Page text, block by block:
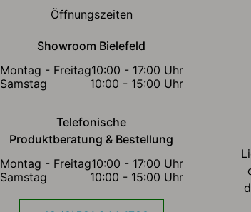
Öffnungszeiten
Showroom Bielefeld
Montag - Freitag10:00 - 17:00 Uhr
Samstag
10:00 - 15:00 Uhr
Telefonische
Produktberatung & Bestellung
Montag - Freitag10:00 - 17:00 Uhr
Samstag
10:00 - 15:00 Uhr